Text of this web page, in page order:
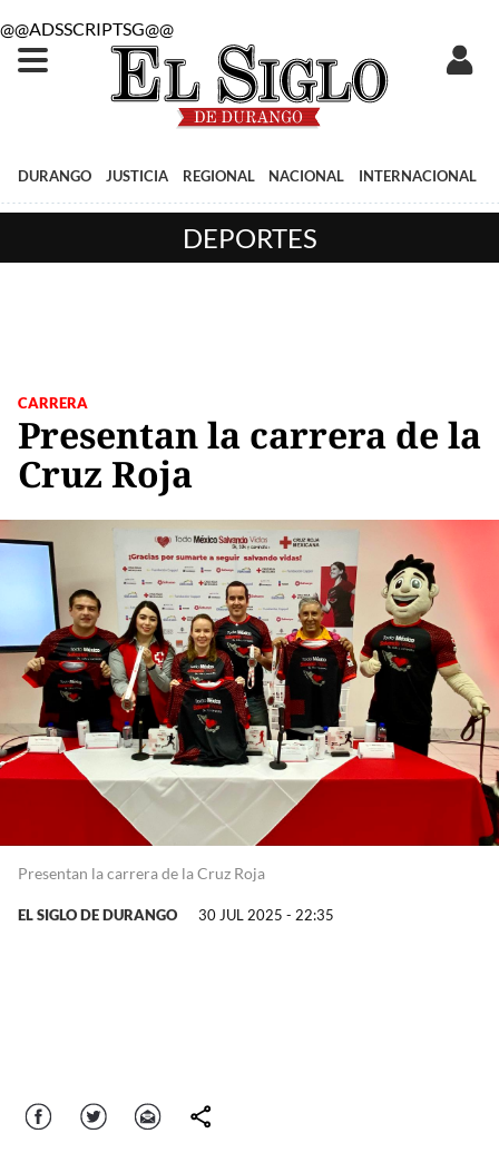
@@ADSSCRIPTSG@@
DURANGO JUSTICIA REGIONAL NACIONAL INTERNACIONAL
DEPORTES
CARRERA
Presentan la carrera de la
Cruz Roja
Presentan la carrera de la Cruz Roja
EL SIGLO DE DURANGO 30 JUL 2025 - 22:35
Facebook Twitter Correo comparte